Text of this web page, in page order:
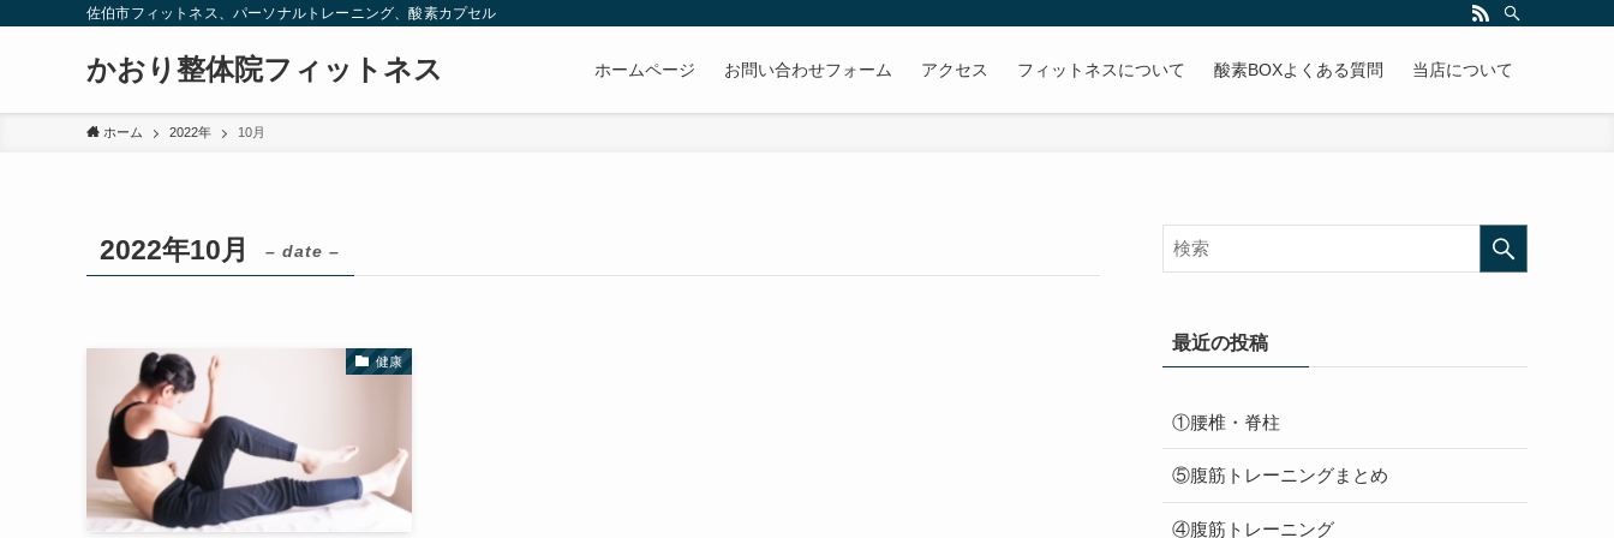
佐伯市フィットネス、パーソナルトレーニング、酸素カプセル
かおり整体院フィットネス ホームページ お問い合わせフォーム アクセス フィットネスについて 酸素BOXよくある質問 当店について
ホーム 2022年 10月
2022年10月 – date –
健康
最近の投稿
①腰椎・脊柱
⑤腹筋トレーニングまとめ
④腹筋トレーニング